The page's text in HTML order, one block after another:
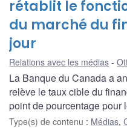
rétablit le
du marché du
jour
Relations avec les médias
La Banque du Canada a
relève le taux cible du
point de pourcentage pour
Type(s) de contenu : Médias,